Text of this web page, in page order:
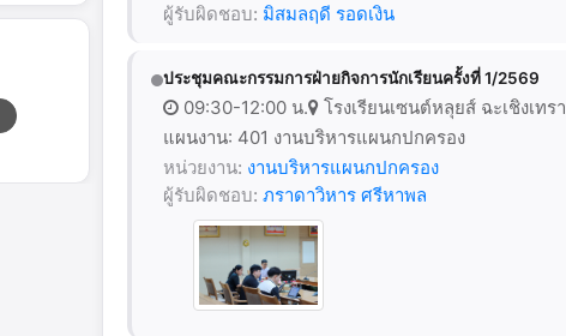
ผู้รับผิดชอบ: มิสมลฤดี รอดเงิน
ประชุมคณะกรรมการฝ่ายกิจการนักเรียนครั้งที่ 1/2569
09:30-12:00 น.
โรงเรียนเซนต์หลุยส์ ฉะเชิงเทรา
แผนงาน: 401 งานบริหารแผนกปกครอง
หน่วยงาน: งานบริหารแผนกปกครอง
ผู้รับผิดชอบ: ภราดาวิหาร ศรีหาพล